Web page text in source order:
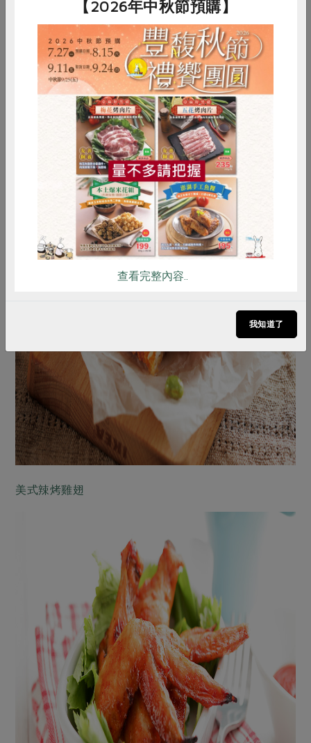
起司焗黃金雞排
美式辣烤雞翅
RPET 食譜 減硝酸鹽
雞蛋 食安 共同購買
【2026年中秋節預購】
查看完整內容..
我知道了